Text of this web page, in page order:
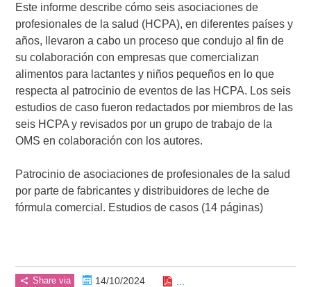
Este informe describe cómo seis asociaciones de
profesionales de la salud (HCPA), en diferentes países y
años, llevaron a cabo un proceso que condujo al fin de
su colaboración con empresas que comercializan
alimentos para lactantes y niños pequeños en lo que
respecta al patrocinio de eventos de las HCPA. Los seis
estudios de caso fueron redactados por miembros de las
seis HCPA y revisados por un grupo de trabajo de la
OMS en colaboración con los autores.
Patrocinio de asociaciones de profesionales de la salud
por parte de fabricantes y distribuidores de leche de
fórmula comercial. Estudios de casos (14 páginas)
Share via 14/10/2024